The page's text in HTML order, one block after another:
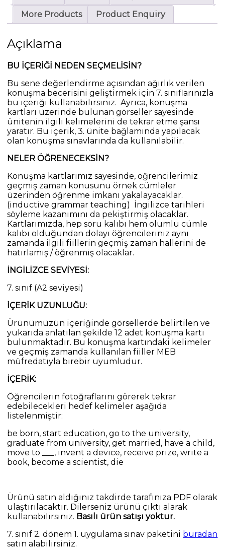
More Products
Product Enquiry
Açıklama
BU İÇERİĞİ NEDEN SEÇMELİSİN?
Bu sene değerlendirme açısından ağırlık verilen
konuşma becerisini geliştirmek için 7. sınıflarınızla
bu içeriği kullanabilirsiniz. Ayrıca, konuşma
kartları üzerinde bulunan görseller sayesinde
ünitenin ilgili kelimelerini de tekrar etme şansı
yaratır. Bu içerik, 3. ünite bağlamında yapılacak
olan konuşma sınavlarında da kullanılabilir.
NELER ÖĞRENECEKSİN?
Konuşma kartlarımız sayesinde, öğrencilerimiz
geçmiş zaman konusunu örnek cümleler
üzerinden öğrenme imkanı yakalayacaklar.
(inductive grammar teaching) İngilizce tarihleri
söyleme kazanımını da pekiştirmiş olacaklar.
Kartlarımızda, hep soru kalıbı hem olumlu cümle
kalıbı olduğundan dolayı öğrencileriniz aynı
zamanda ilgili fiillerin geçmiş zaman hallerini de
hatırlamış / öğrenmiş olacaklar.
İNGİLİZCE SEVİYESİ:
7. sınıf (A2 seviyesi)
İÇERİK UZUNLUĞU:
Ürünümüzün içeriğinde görsellerde belirtilen ve
yukarıda anlatılan şekilde 12 adet konuşma kartı
bulunmaktadır. Bu konuşma kartındaki kelimeler
ve geçmiş zamanda kullanılan fiiller MEB
müfredatıyla birebir uyumludur.
İÇERİK:
Öğrencilerin fotoğraflarını görerek tekrar
edebilecekleri hedef kelimeler aşağıda
listelenmiştir:
be born, start education, go to the university,
graduate from university, get married, have a child,
move to ___, invent a device, receive prize, write a
book, become a scientist, die
Ürünü satın aldığınız takdirde tarafınıza PDF olarak
ulaştırılacaktır. Dilerseniz ürünü çıktı alarak
kullanabilirsiniz. Basılı ürün satışı yoktur.
7. sınıf 2. dönem 1. uygulama sınav paketini buradan
satın alabilirsiniz.